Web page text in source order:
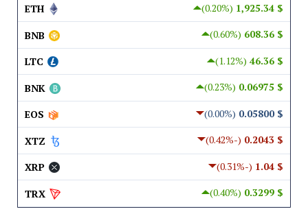
$ 1,925.34
(0.20%)
ETH
$ 608.36
(0.60%)
BNB
$ 46.36
(1.12%)
LTC
$ 0.06975
(0.23%)
BNK
$ 0.05800
(0.00%)
EOS
$ 0.2043
(-0.42%)
XTZ
$ 1.04
(-0.31%)
XRP
$ 0.3299
(0.40%)
TRX